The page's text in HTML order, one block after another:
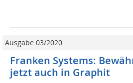
Ausgabe 03/2020
Franken Systems:
jetzt auch in Graphit